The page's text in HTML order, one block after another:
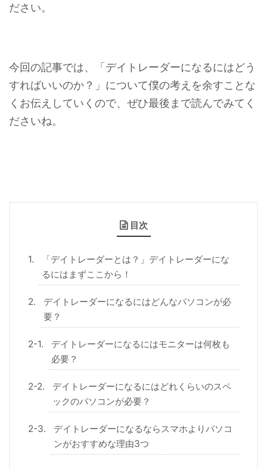
ださい。
今回の記事では、「デイトレーダーになるにはどう
すればいいのか？」について僕の考えを余すことな
くお伝えしていくので、ぜひ最後まで読んでみてく
ださいね。
目次
「デイトレーダーとは？」デイトレーダーにな
るにはまずここから！
デイトレーダーになるにはどんなパソコンが必
要？
デイトレーダーになるにはモニターは何枚も
必要？
デイトレーダーになるにはどれくらいのスペ
ックのパソコンが必要？
デイトレーダーになるならスマホよりパソコ
ンがおすすめな理由3つ